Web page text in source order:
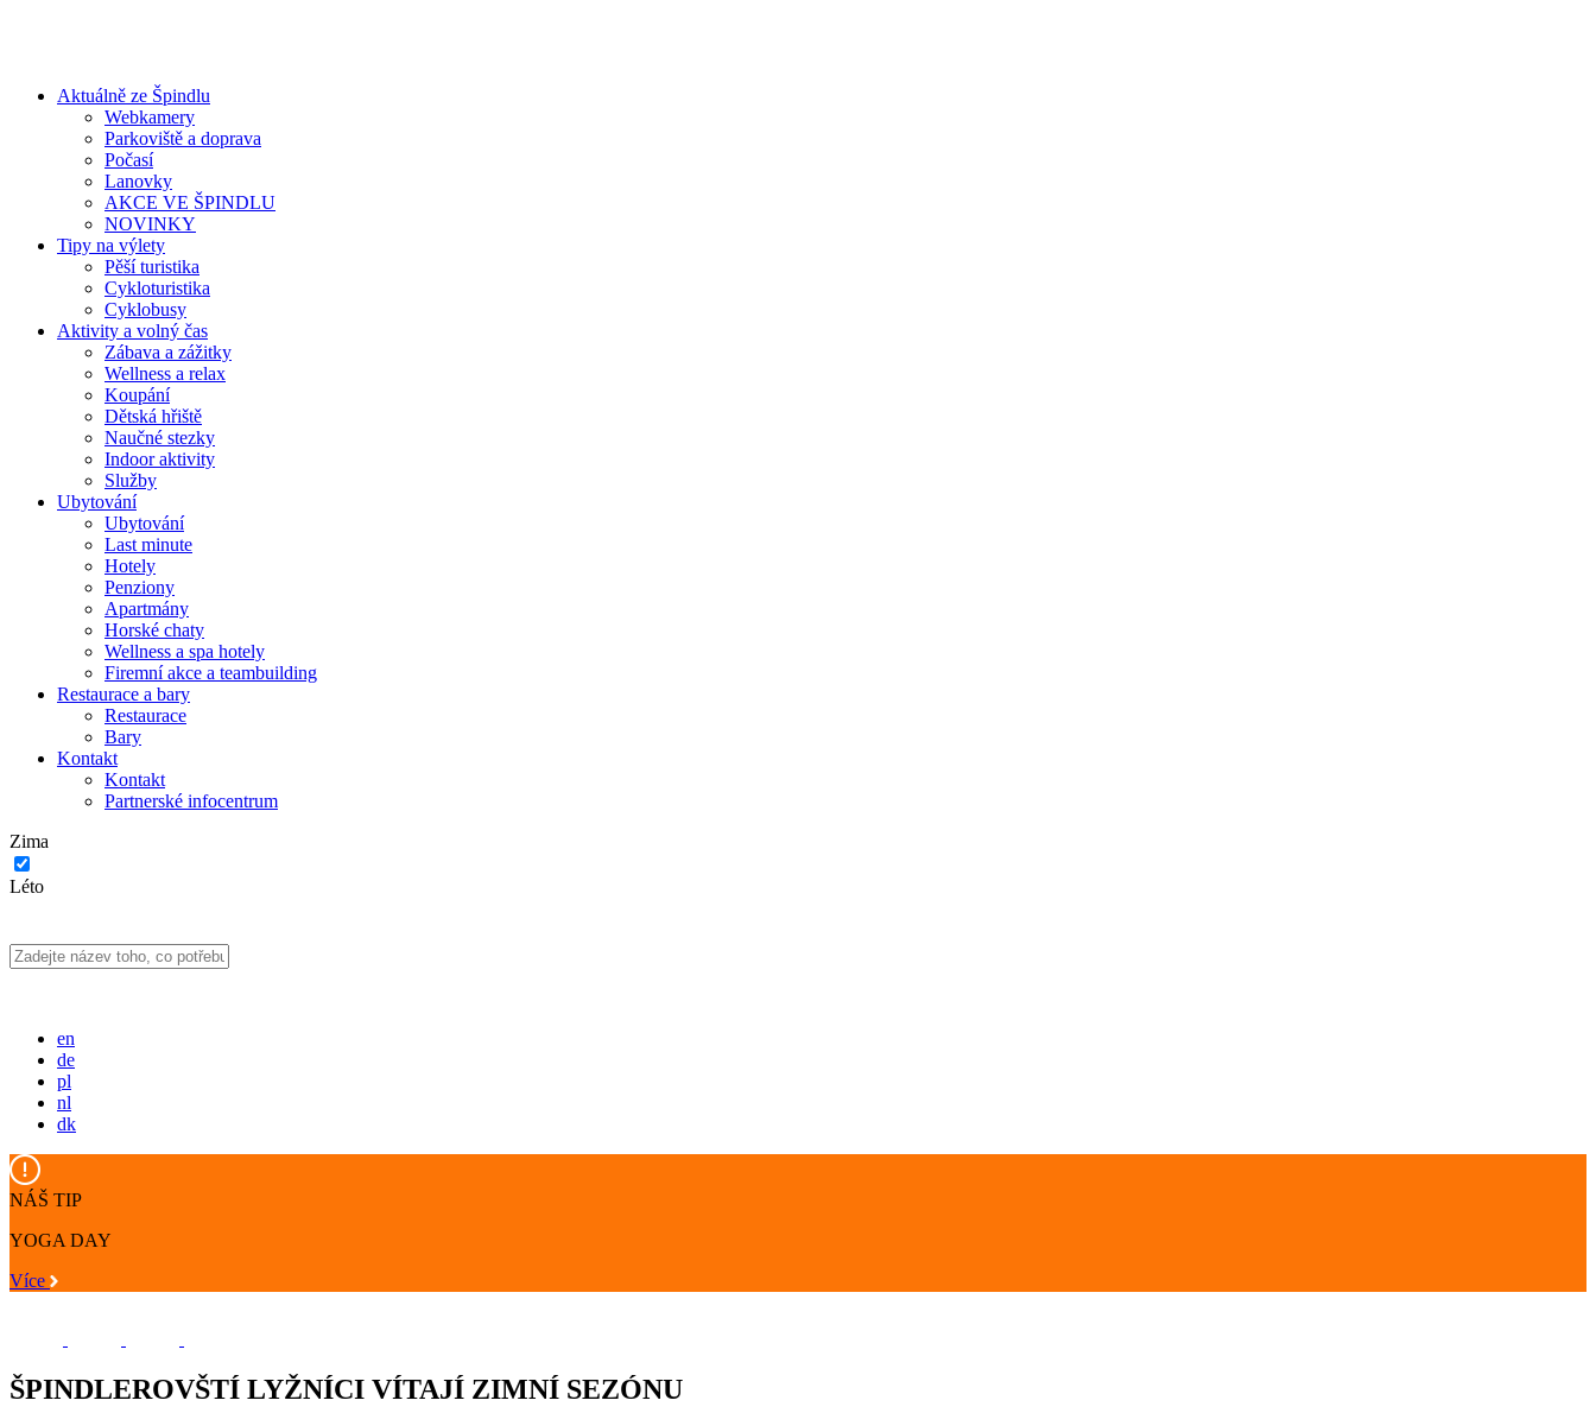
Aktuálně ze Špindlu
Webkamery
Parkoviště a doprava
Počasí
Lanovky
AKCE VE ŠPINDLU
NOVINKY
Tipy na výlety
Pěší turistika
Cykloturistika
Cyklobusy
Aktivity a volný čas
Zábava a zážitky
Wellness a relax
Koupání
Dětská hřiště
Naučné stezky
Indoor aktivity
Služby
Ubytování
Ubytování
Last minute
Hotely
Penziony
Apartmány
Horské chaty
Wellness a spa hotely
Firemní akce a teambuilding
Restaurace a bary
Restaurace
Bary
Kontakt
Kontakt
Partnerské infocentrum
Zima
Léto
en
de
pl
nl
dk
NÁŠ TIP
YOGA DAY
Více
ŠPINDLEROVŠTÍ LYŽNÍCI VÍTAJÍ ZIMNÍ SEZÓNU